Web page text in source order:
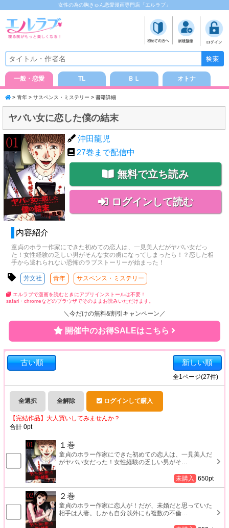
女性の為の胸きゅん恋愛漫画専門店「エルラブ」
一般・恋愛 TL ＢＬ オトナ
> 青年 > サスペンス・ミステリー > 書籍詳細
ヤバい女に恋した僕の結末
沖田龍児
27巻まで配信中
無料で立ち読み
ログインして読む
内容紹介
童貞のホラー作家にできた初めての恋人は、一見美人だがヤバい女だっ
た！女性経験の乏しい男がそんな女の虜になってしまったら！？恋した相
手から逃れられない恐怖のラブストーリーが始まった！
芳文社 青年 サスペンス・ミステリー
エルラブで漫画を読むときにアプリインストールは不要！
safari・chromeなどのブラウザでそのままお読みいただけます。
＼今だけの無料&割引キャンペーン／
開催中のお得SALEはこちら
古い順 新しい順
全1 ページ(27件)
全選択 全解除 ログインして購入
【完結作品】大人買いしてみませんか？
合計 0pt
１巻
童貞のホラー作家にできた初めての恋人は、一見美人だ
がヤバい女だった！女性経験の乏しい男がそ
未購入 650pt
２巻
童貞のホラー作家に恋人が！だが、未婚だと思っていた
相手は人妻。しかも自分以外にも複数の不倫